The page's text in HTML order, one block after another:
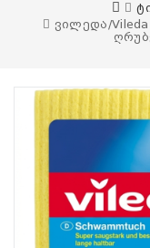
ვილედა/